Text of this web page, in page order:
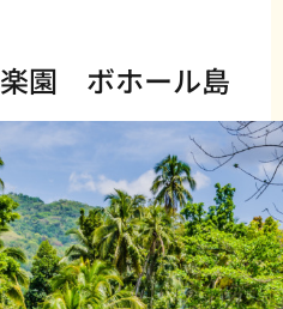
園 ボホール島